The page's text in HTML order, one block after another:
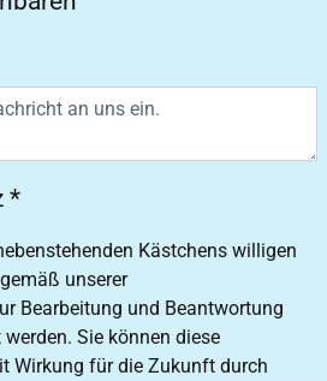
*
Kästchens willigen
unserer
Bearbeitung und Beantwortung
Sie können diese
Wirkung für die Zukunft durch